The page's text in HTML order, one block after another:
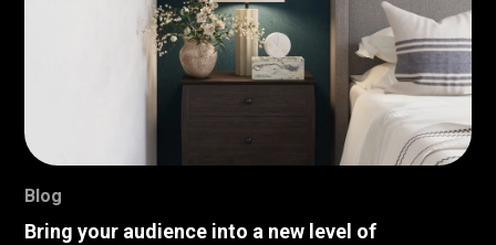
Blog
Bring your audience into a new level of